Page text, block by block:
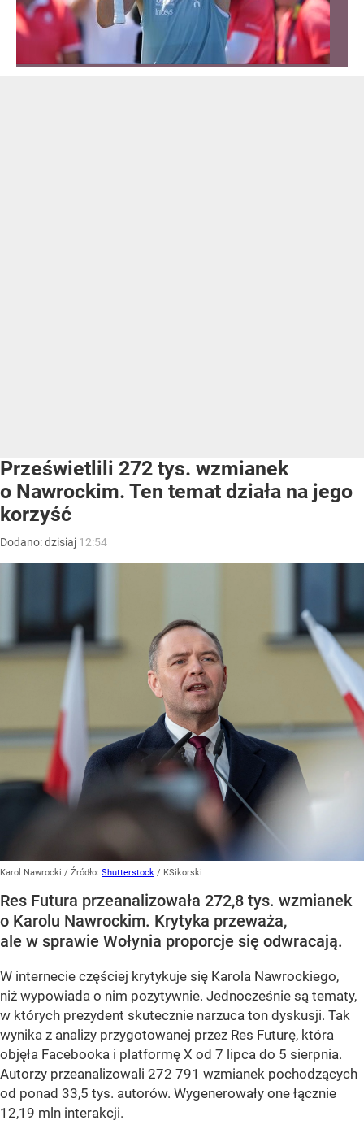
Prześwietlili 272 tys. wzmianek
o Nawrockim. Ten temat działa na jego
korzyść
Dodano:dzisiaj 12:54
Karol Nawrocki / Źródło: Shutterstock / KSikorski
Res Futura przeanalizowała 272,8 tys. wzmianek
o Karolu Nawrockim. Krytyka przeważa,
ale w sprawie Wołynia proporcje się odwracają.
W internecie częściej krytykuje się Karola Nawrockiego,
niż wypowiada o nim pozytywnie. Jednocześnie są tematy,
w których prezydent skutecznie narzuca ton dyskusji. Tak
wynika z analizy przygotowanej przez Res Futurę, która
objęła Facebooka i platformę X od 7 lipca do 5 sierpnia.
Autorzy przeanalizowali 272 791 wzmianek pochodzących
od ponad 33,5 tys. autorów. Wygenerowały one łącznie
12,19 mln interakcji.